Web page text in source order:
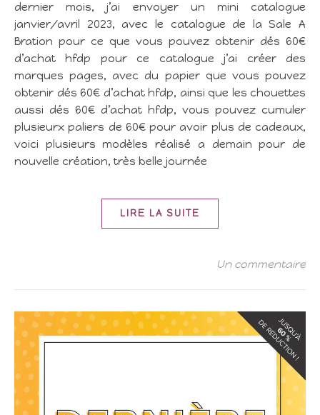
dernier mois, j’ai envoyer un mini catalogue
janvier/avril 2023, avec le catalogue de la Sale A
Bration pour ce que vous pouvez obtenir dés 60€
d’achat hfdp pour ce catalogue j’ai créer des
marques pages, avec du papier que vous pouvez
obtenir dés 60€ d’achat hfdp, ainsi que les chouettes
aussi dés 60€ d’achat hfdp, vous pouvez cumuler
plusieurx paliers de 60€ pour avoir plus de cadeaux,
voici plusieurs modèles réalisé a demain pour de
nouvelle création, très belle journée
LIRE LA SUITE
Un commentaire